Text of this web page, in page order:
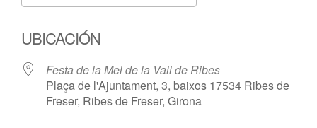
UBICACIÓN
Festa de la Mel de la Vall de Ribes
Plaça de l'Ajuntament, 3, baixos 17534 Ribes de
Freser, Ribes de Freser, Girona